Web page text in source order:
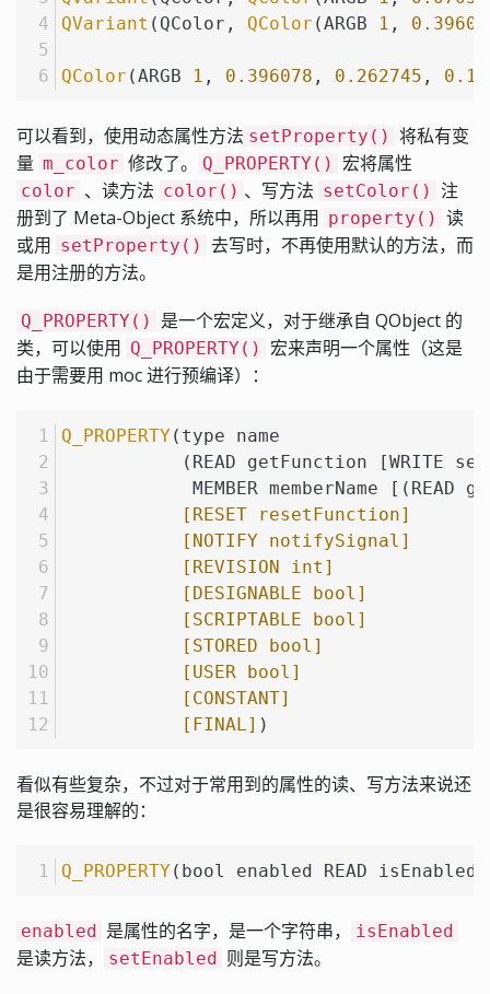
QVariant (QColor, QColor (ARGB 1 ,
QColor (ARGB 1 , 0.396078 , 0.262745 ,
可以看到，使用动态属性方法 setProperty() 将私有变
量 m_color 修改了。 Q_PROPERTY() 宏将属性
color 、读方法 color() 、写方法 setColor() 注
册到了 Meta-Object 系统中，所以再用 property() 读
或用 setProperty() 去写时，不再使用默认的方法，而
是用注册的方法。
Q_PROPERTY()
是一个宏定义，对于继承自 QObject 的
类，可以使用 Q_PROPERTY() 宏来声明一个属性（这是
由于需要用 moc 进行预编译）：
Q_PROPERTY(type name
(READ getFunction [WRITE
MEMBER memberName [(READ
[RESET resetFunction]
[NOTIFY notifySignal]
[REVISION int]
[DESIGNABLE bool]
[SCRIPTABLE bool]
[STORED bool]
[USER bool]
[CONSTANT]
[FINAL] )
看似有些复杂，不过对于常用到的属性的读、写方法来说还
是很容易理解的：
Q_PROPERTY(bool enabled READ isEnabled
enabled 是属性的名字，是一个字符串， isEnabled
是读方法， setEnabled 则是写方法。